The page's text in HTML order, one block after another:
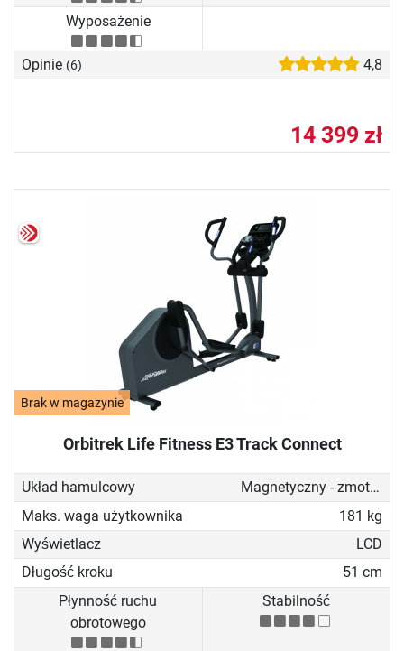
Wyposażenie
Opinie (6) 4,8
14 399 zł
Brak w magazynie
Orbitrek Life Fitness E3 Track Connect
Układ hamulcowy
Magnetyczny - zmotoryzowany
Maks. waga użytkownika
181 kg
Wyświetlacz
LCD
Długość kroku
51 cm
Płynność ruchu
obrotowego
Stabilność